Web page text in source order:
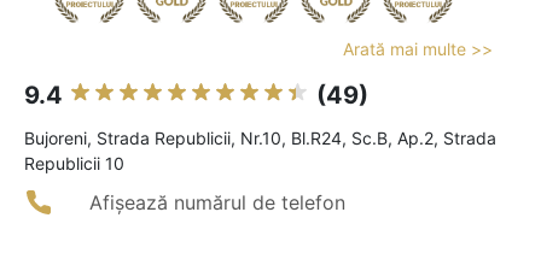
Arată mai multe >>
9.4 (49)
Bujoreni, Strada Republicii, Nr.10, Bl.R24, Sc.B, Ap.2, Strada
Republicii 10
Afișează numărul de telefon